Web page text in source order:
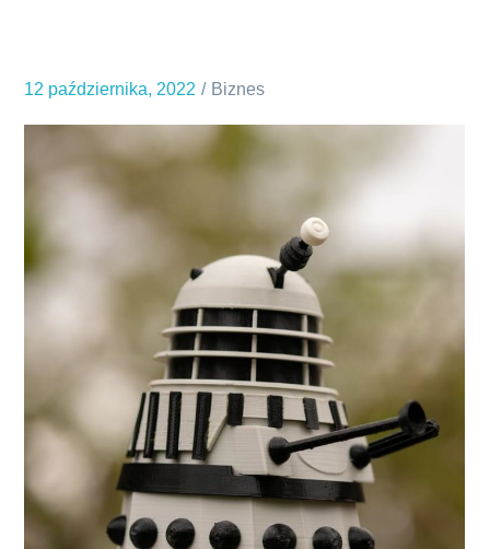
wypełnią
twoje
12 października, 2022 Biznes